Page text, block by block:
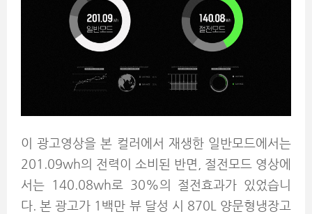
이 광고영상을 본 컬러에서 재생한 일반모드에서는
201.09wh의 전력이 소비된 반면, 절전모드 영상에
서는 140.08wh로 30%의 절전효과가 있었습니
다. 본 광고가 1백만 뷰 달성 시 870L 양문형냉장고